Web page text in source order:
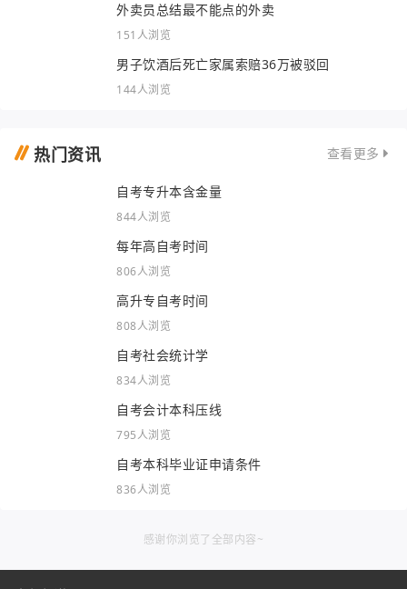
外卖员总结最不能点的外卖
151人浏览
男子饮酒后死亡家属索赔36万被驳回
144人浏览
热门资讯 查看更多
自考专升本含金量
844人浏览
每年高自考时间
806人浏览
高升专自考时间
808人浏览
自考社会统计学
834人浏览
自考会计本科压线
795人浏览
自考本科毕业证申请条件
836人浏览
感谢你浏览了全部内容~